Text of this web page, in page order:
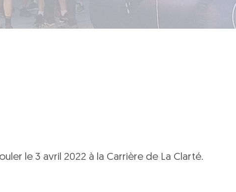
le 3 avril 2022 à la Carrière de La Clarté.